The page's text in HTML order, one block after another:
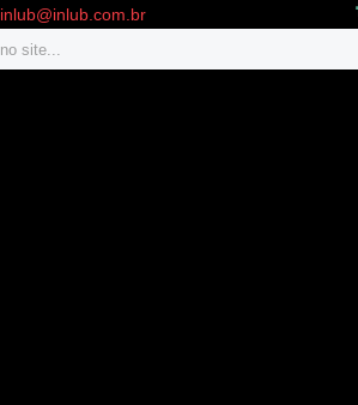
inlub@inlub.com.br